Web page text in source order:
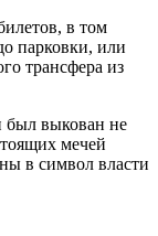
в том
парковки, или
трансфера из
был выкован не
мечей
в символ власти